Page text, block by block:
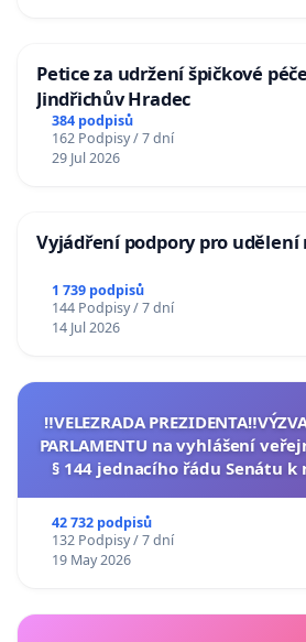
Petice za udržení špičkové
Jindřichův Hradec
384 podpisů
162 Podpisy / 7 dní
29 Jul 2026
Vyjádření podpory pro udělení
1 739 podpisů
144 Podpisy / 7 dní
14 Jul 2026
‼️VELEZRADA
PARLAMENTU na vyhlášení
§ 144 jednacího řádu Senátu
42 732 podpisů
132 Podpisy / 7 dní
19 May 2026